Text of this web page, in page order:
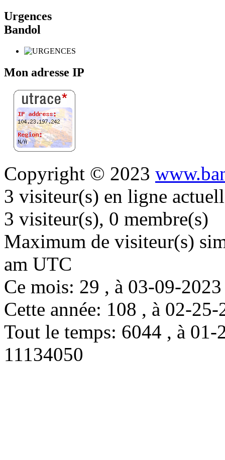
Urgences
Bandol
Mon adresse IP
Copyright © 2023
3 visiteur(s) en ligne
3 visiteur(s), 0 membre(s)
Maximum de visiteur(s)
am UTC
Ce mois: 29 , à 03-09-
Cette année: 108 , à 02-
Tout le temps: 6044 , à
11134050